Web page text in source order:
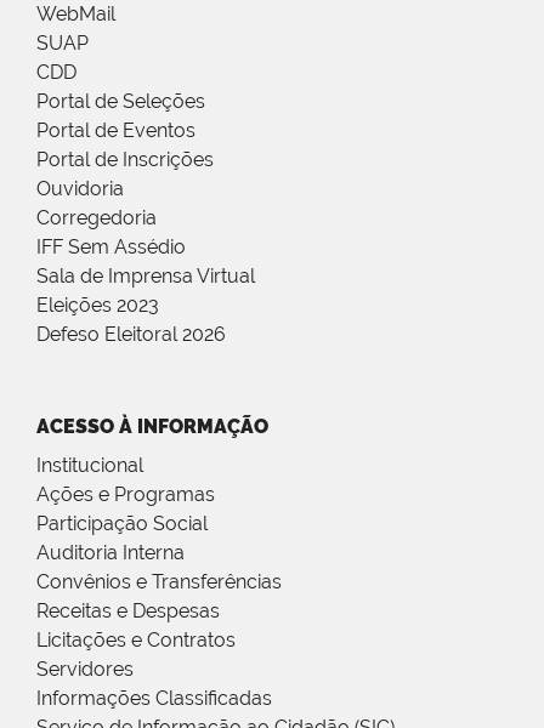
WebMail
SUAP
CDD
Portal de Seleções
Portal de Eventos
Portal de Inscrições
Ouvidoria
Corregedoria
IFF Sem Assédio
Sala de Imprensa Virtual
Eleições 2023
Defeso Eleitoral 2026
ACESSO À INFORMAÇÃO
Institucional
Ações e Programas
Participação Social
Auditoria Interna
Convênios e Transferências
Receitas e Despesas
Licitações e Contratos
Servidores
Informações Classificadas